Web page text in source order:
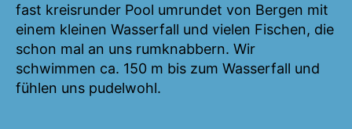
fast kreisrunder Pool umrundet von Bergen mit
einem kleinen Wasserfall und vielen Fischen, die
schon mal an uns rumknabbern. Wir
schwimmen ca. 150 m bis zum Wasserfall und
fühlen uns pudelwohl.